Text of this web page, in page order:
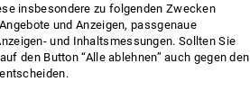
insbesondere zu folgenden Zwecken
und Anzeigen, passgenaue
und Inhaltsmessungen. Sollten Sie
den Button “Alle ablehnen” auch gegen den